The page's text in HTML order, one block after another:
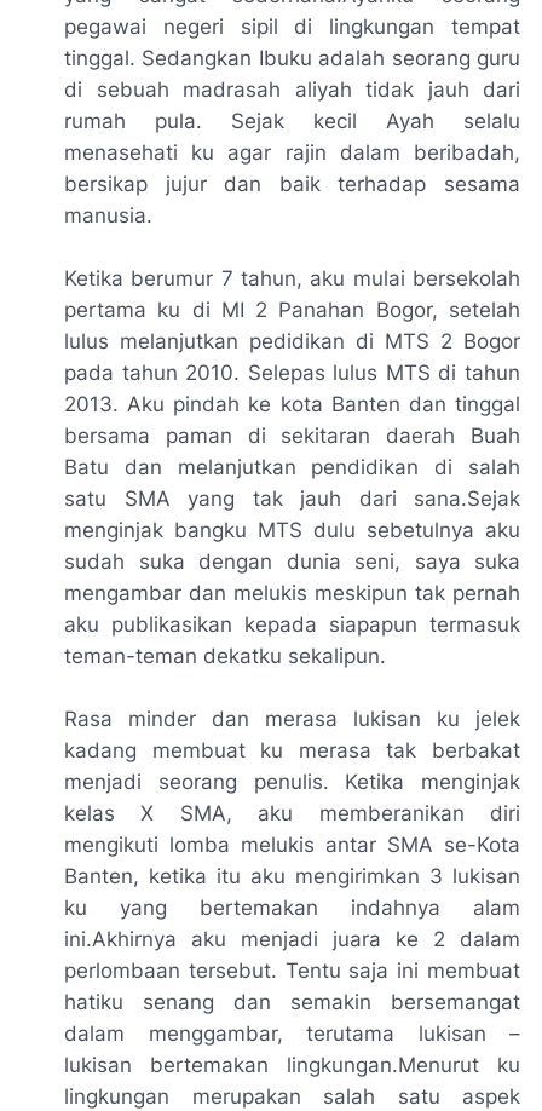
pegawai negeri sipil di lingkungan tempat
tinggal. Sedangkan Ibuku adalah seorang guru
di sebuah madrasah aliyah tidak jauh dari
rumah pula. Sejak kecil Ayah selalu
menasehati ku agar rajin dalam beribadah,
bersikap jujur dan baik terhadap sesama
manusia.
Ketika berumur 7 tahun, aku mulai bersekolah
pertama ku di MI 2 Panahan Bogor, setelah
lulus melanjutkan pedidikan di MTS 2 Bogor
pada tahun 2010. Selepas lulus MTS di tahun
2013. Aku pindah ke kota Banten dan tinggal
bersama paman di sekitaran daerah Buah
Batu dan melanjutkan pendidikan di salah
satu SMA yang tak jauh dari sana.Sejak
menginjak bangku MTS dulu sebetulnya aku
sudah suka dengan dunia seni, saya suka
mengambar dan melukis meskipun tak pernah
aku publikasikan kepada siapapun termasuk
teman-teman dekatku sekalipun.
Rasa minder dan merasa lukisan ku jelek
kadang membuat ku merasa tak berbakat
menjadi seorang penulis. Ketika menginjak
kelas X SMA, aku memberanikan diri
mengikuti lomba melukis antar SMA se-Kota
Banten, ketika itu aku mengirimkan 3 lukisan
ku yang bertemakan indahnya alam
ini.Akhirnya aku menjadi juara ke 2 dalam
perlombaan tersebut. Tentu saja ini membuat
hatiku senang dan semakin bersemangat
dalam menggambar, terutama lukisan –
lukisan bertemakan lingkungan.Menurut ku
lingkungan merupakan salah satu aspek